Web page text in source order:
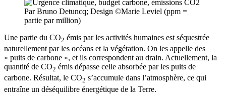
Par Bruno Detuncq; Design ©Marie Leviel (ppm =
partie par million)
Une partie du CO2 émis par les activités humaines est séquestrée
naturellement par les océans et la végétation. On les appelle des
« puits de carbone », et ils correspondent au drain. Actuellement, la
quantité de CO2 émis dépasse celle absorbée par les puits de
carbone. Résultat, le CO2 s’accumule dans l’atmosphère, ce qui
entraîne un déséquilibre énergétique de la Terre.